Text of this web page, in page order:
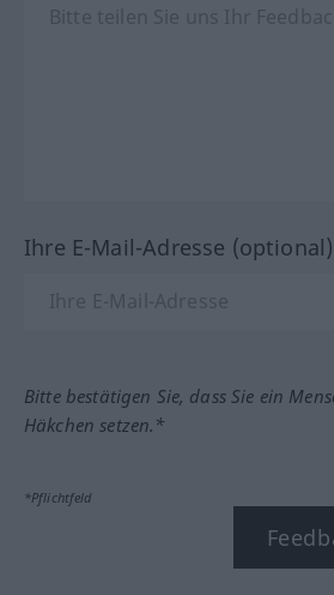
Ihre E-Mail-Adresse (optional)
Bitte bestätigen Sie, dass Sie ein
Häkchen setzen.*
*Pflichtfeld